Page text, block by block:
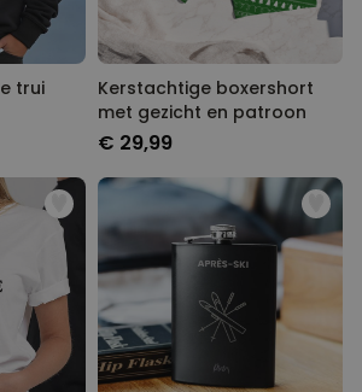
trui
Kerstachtige boxershort
met gezicht en patroon
€ 29,99